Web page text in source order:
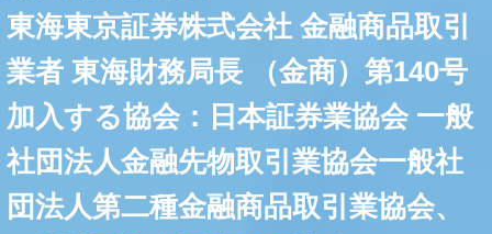
東海東京証券株式会社 金融商品取引
業者 東海財務局長 （金商）第140号
加入する協会：日本証券業協会 一般
社団法人金融先物取引業協会一般社
団法人第二種金融商品取引業協会、